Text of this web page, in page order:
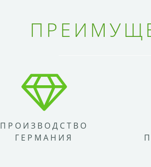
ПРОИЗВОДСТВО
ГЕРМАНИЯ